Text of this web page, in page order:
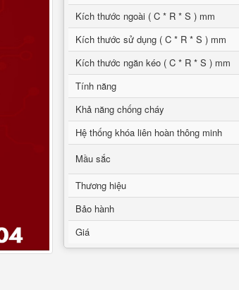
Kích thước ngoài ( C * R * S ) mm
Kích thước sử dụng ( C * R * S ) mm
Kích thước ngăn kéo ( C * R * S ) mm
Tính năng
Khả năng chống cháy
Hệ thống khóa liên hoàn thông minh
Mầu sắc
Thương hiệu
Bảo hành
Giá